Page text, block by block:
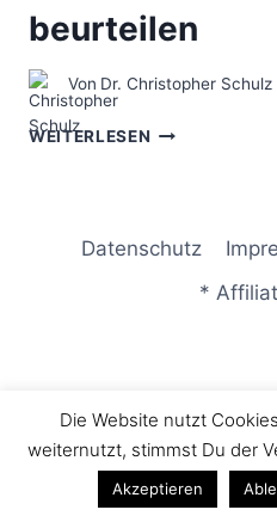
beurteilen
Von Dr. Christopher Schulz
WEITERLESEN DER
INVESTITION
STRUKTURIERT
BEURTEILEN
Datenschutz
*
© 2026 Consulting LIFE
Die Website nutzt
weiternutzt, stimmst Du der
Akzeptieren